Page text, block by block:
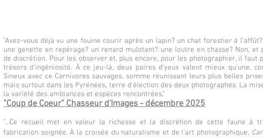
"Avez-vous déjà vu une fouine courir après un lapin? un chat forestier à
une genette en repérage? un renard mulotant? une loutre en chasse? Non,
de discrétion. Pour les observer et, plus encore, pour les photographier, il
trésors d'ingéniosité. À ce jeu-là, deux paires d'yeux valent mieux qu'une,
Sineux avec ce Carnivores sauvages, somme réunissant leurs plus belles
mais surtout dans les Pyrénées, terre d'élection des deux photographes. La
la variété des ambiances et espèces rencontrées."
"Coup de Coeur" Chasseur d'Images - décembre 2025
"...Ce recueil met en valeur la richesse et la discrétion de cette faune à
fabrication soignée. À la croisée du naturalisme et de l'art photographique,